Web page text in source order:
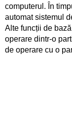
computerul. În
automat sistemul
Alte funcții de
operare dintr-o
de operare cu o